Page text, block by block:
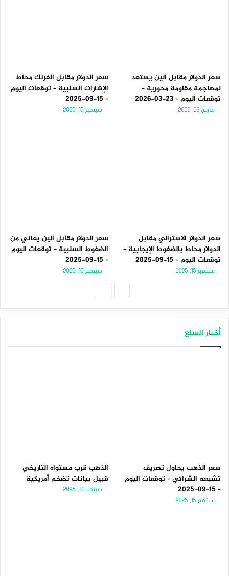
سعر الدولار مقابل الين يستعد
لمهاجمة مقاومة محورية –
توقعات اليوم – 23-03-2026
مارس 23, 2026
سعر الدولار مقابل الفرنك محاط
الإشارات السلبية – توقعات اليوم
– 15-09-2025
سبتمبر 15, 2025
سعر الدولار الاسترالي مقابل
الدولار محاط بالضغوط الإيجابية –
توقعات اليوم – 15-09-2025
سبتمبر 15, 2025
سعر الدولار مقابل الين يعاني من
الضغوط السلبية – توقعات اليوم
– 15-09-2025
سبتمبر 15, 2025
أخبار السلع
سعر الذهب يحاول تصريف
تشبعه الشرائي – توقعات اليوم
– 15-09-2025
سبتمبر 15, 2025
الذهب قرب مستواه التاريخي
قبيل بيانات تضخم أمريكية
سبتمبر 10, 2025